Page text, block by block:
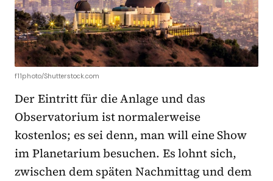
f11photo/Shutterstock.com
Der Eintritt für die Anlage und das
Observatorium ist normalerweise
kostenlos; es sei denn, man will eine Show
im Planetarium besuchen. Es lohnt sich,
zwischen dem späten Nachmittag und dem